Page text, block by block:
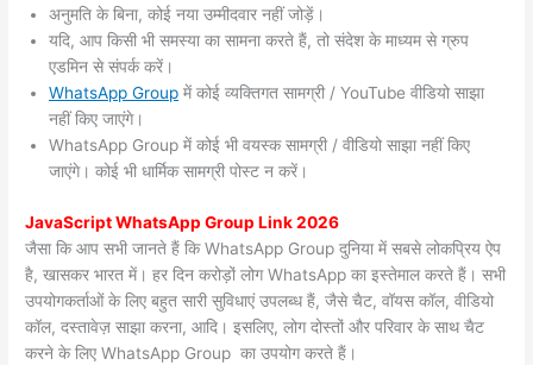
अनुमति के बिना, कोई नया उम्मीदवार नहीं जोड़ें।
यदि, आप किसी भी समस्या का सामना करते हैं, तो संदेश के माध्यम से ग्रुप
एडमिन से संपर्क करें।
WhatsApp Group में कोई व्यक्तिगत सामग्री / YouTube वीडियो साझा
नहीं किए जाएंगे।
WhatsApp Group में कोई भी वयस्क सामग्री / वीडियो साझा नहीं किए
जाएंगे। कोई भी धार्मिक सामग्री पोस्ट न करें।
JavaScript WhatsApp Group Link 2026
जैसा कि आप सभी जानते हैं कि WhatsApp Group दुनिया में सबसे लोकप्रिय ऐप
है, खासकर भारत में। हर दिन करोड़ों लोग WhatsApp का इस्तेमाल करते हैं। सभी
उपयोगकर्ताओं के लिए बहुत सारी सुविधाएं उपलब्ध हैं, जैसे चैट, वॉयस कॉल, वीडियो
कॉल, दस्तावेज़ साझा करना, आदि। इसलिए, लोग दोस्तों और परिवार के साथ चैट
करने के लिए WhatsApp Group का उपयोग करते हैं।